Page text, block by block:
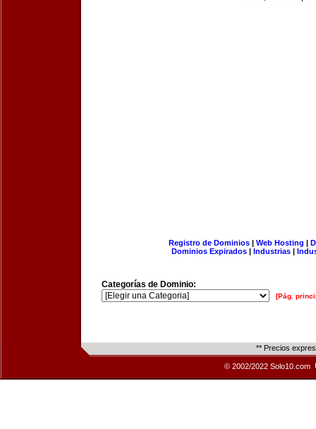
Registro de Dominios| Web Hosting |
Dominios Expirados | Industrias |
Categorías de Dominio:
[Pág.
** Precios
© 2002/2022 Solo10.com